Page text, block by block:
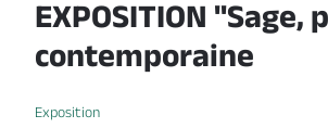
EXPOSITION "Sage,
contemporaine
Exposition